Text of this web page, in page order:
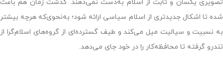
تصویری یکسان و ثابت از اسلام به‌دست نمی‌دهند. گذشت زمان هم باعث
شده تا اشکال جدیدتری از اسلام سیاسی ارائه شود؛ به‌نحوی‌که هرچه بیشتر
به نسبیت و سیالیت میل می‌کند و طیف گسترده‌ای از گروه‌های اسلام‌گرا از
تندرو گرفته تا محافظه‌کار را در خود جای می‌دهد.